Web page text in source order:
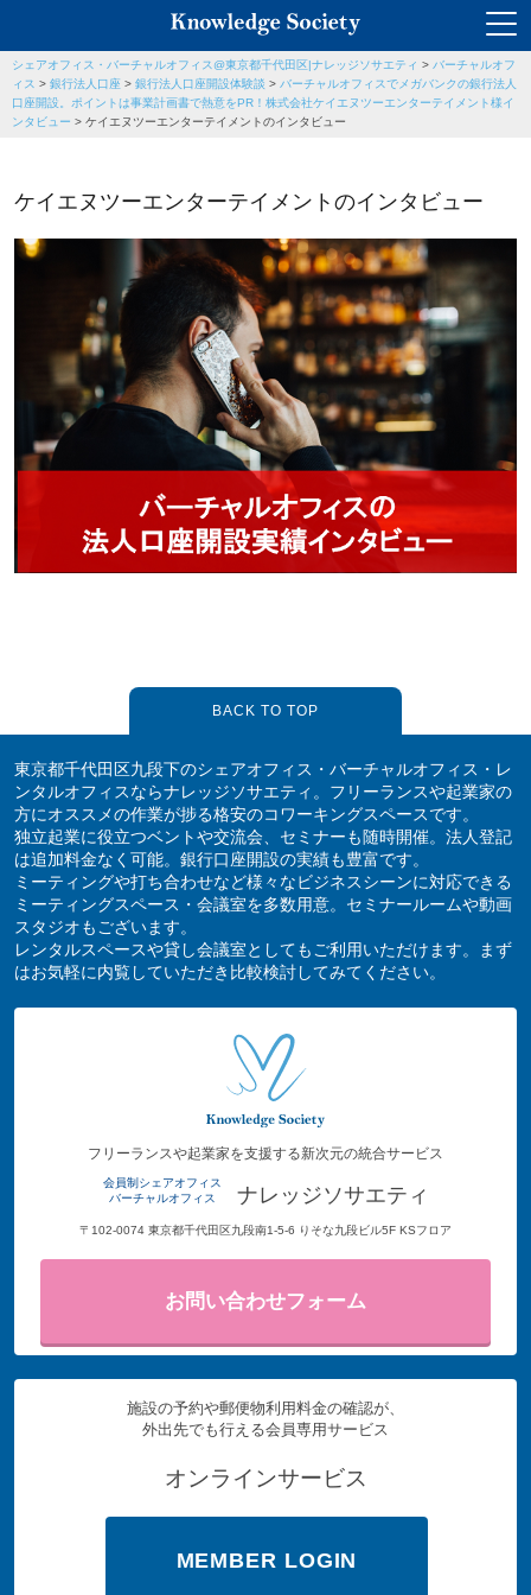
シェアオフィス・バーチャルオフィス@東京都千代田区|ナレッジソサエティ > バーチャルオフ
ィス > 銀行法人口座 > 銀行法人口座開設体験談 > バーチャルオフィスでメガバンクの銀行法人
口座開設。ポイントは事業計画書で熱意をPR！株式会社ケイエヌツーエンターテイメント様イ
ンタビュー > ケイエヌツーエンターテイメントのインタビュー
ケイエヌツーエンターテイメントのインタビュー
BACK TO TOP
東京都千代田区九段下のシェアオフィス・バーチャルオフィス・レ
ンタルオフィスならナレッジソサエティ。フリーランスや起業家の
方にオススメの作業が捗る格安のコワーキングスペースです。
独立起業に役立つベントや交流会、セミナーも随時開催。法人登記
は追加料金なく可能。銀行口座開設の実績も豊富です。
ミーティングや打ち合わせなど様々なビジネスシーンに対応できる
ミーティングスペース・会議室を多数用意。セミナールームや動画
スタジオもございます。
レンタルスペースや貸し会議室としてもご利用いただけます。まず
はお気軽に内覧していただき比較検討してみてください。
フリーランスや起業家を支援する新次元の統合サービス
会員制シェアオフィス
バーチャルオフィス
ナレッジソサエティ
〒102-0074 東京都千代田区九段南1-5-6 りそな九段ビル5F KSフロア
お問い合わせフォーム
施設の予約や郵便物利用料金の確認が、
外出先でも行える会員専用サービス
オンラインサービス
MEMBER LOGIN